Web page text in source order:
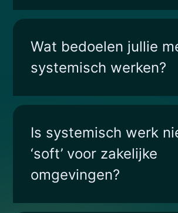
Wat bedoelen jullie
systemisch werken?
Is systemisch werk
‘soft’ voor zakelijke
omgevingen?